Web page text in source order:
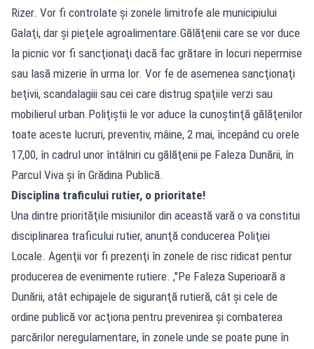
Rizer. Vor fi controlate şi zonele limitrofe ale municipiului
Galaţi, dar şi pieţele agroalimentare.Gălăţenii care se vor duce
la picnic vor fi sancţionaţi dacă fac grătare în locuri nepermise
sau lasă mizerie în urma lor. Vor fe de asemenea sancţionaţi
beţivii, scandalagiii sau cei care distrug spaţiile verzi sau
mobilierul urban.Poliţiştii le vor aduce la cunoştinţă gălăţenilor
toate aceste lucruri, preventiv, mâine, 2 mai, începând cu orele
17,00, în cadrul unor întâlniri cu gălăţenii pe Faleza Dunării, în
Parcul Viva şi în Grădina Publică.
Disciplina traficului rutier, o prioritate!
Una dintre priorităţile misiunilor din această vară o va constitui
disciplinarea traficului rutier, anunţă conducerea Poliţiei
Locale. Agenţii vor fi prezenţi în zonele de risc ridicat pentur
producerea de evenimente rutiere. ,"Pe Faleza Superioară a
Dunării, atât echipajele de siguranţă rutieră, cât şi cele de
ordine publică vor acţiona pentru prevenirea şi combaterea
parcărilor neregulamentare, în zonele unde se poate pune în